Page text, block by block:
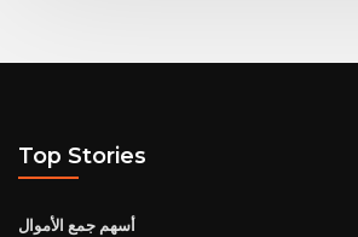
Top Stories
أسهم جمع الأموال